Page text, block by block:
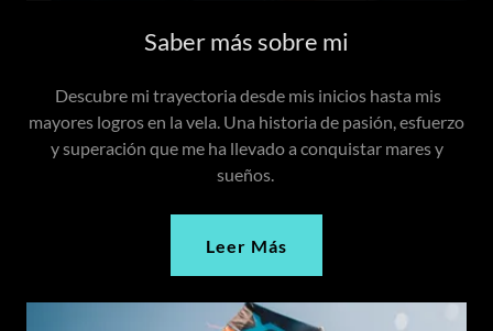
Saber más sobre mi
Descubre mi trayectoria desde mis inicios hasta mis
mayores logros en la vela. Una historia de pasión, esfuerzo
y superación que me ha llevado a conquistar mares y
sueños.
Leer Más